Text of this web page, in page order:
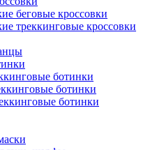
беговые кроссовки
треккинговые кроссовки
ботинки
ботинки
ботинки